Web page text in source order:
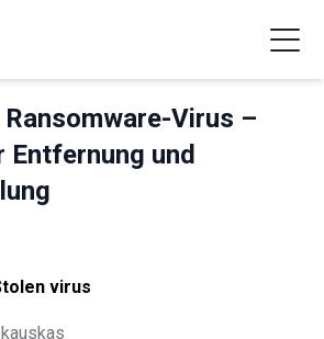
Virus –
Entfernung und
virus